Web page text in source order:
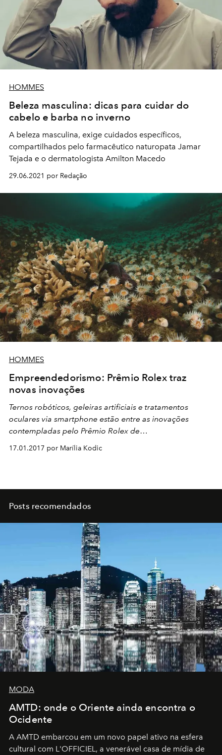
HOMMES
Beleza masculina: dicas para cuidar do
cabelo e barba no inverno
A beleza masculina, exige cuidados específicos,
compartilhados pelo farmacêutico naturopata Jamar
Tejada e o dermatologista Amilton Macedo
29.06.2021 por Redação
HOMMES
Empreendedorismo: Prêmio Rolex traz
novas inovações
Ternos robóticos, geleiras artificiais e tratamentos
oculares via smartphone estão entre as inovações
contempladas pelo Prêmio Rolex de
Empreendedorismo, que neste ano comemora 40 anos
de incentivo a diversos campos do saber e bem-estar
17.01.2017 por Marília Kodic
Posts recomendados
MODA
AMTD: onde o Oriente ainda encontra o
Ocidente
A AMTD embarcou em um novo papel ativo na esfera
cultural com L'OFFICIEL, a venerável casa de mídia de